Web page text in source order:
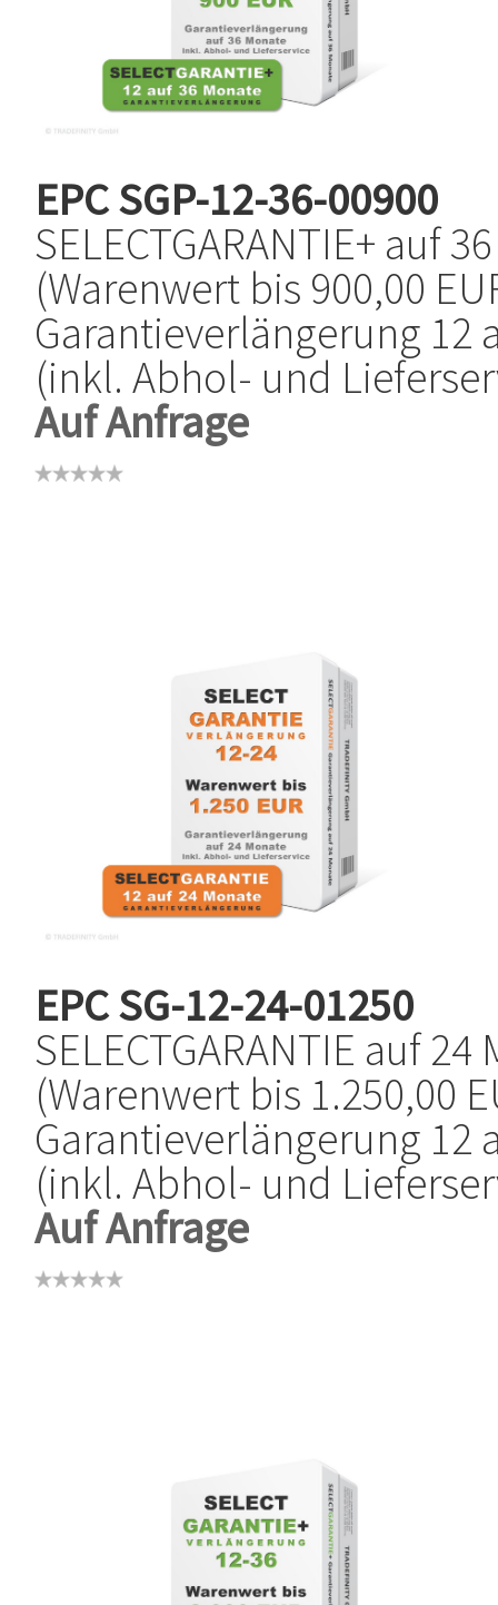
EPCSGP-12-36-00900
SELECTGARANTIE+ auf
(Warenwert bis 900,00
Garantieverlängerung 12
(inkl. Abhol- und
Auf Anfrage
EPCSG-12-24-01250
SELECTGARANTIE auf 24
(Warenwert bis 1.250,00
Garantieverlängerung 12
(inkl. Abhol- und
Auf Anfrage